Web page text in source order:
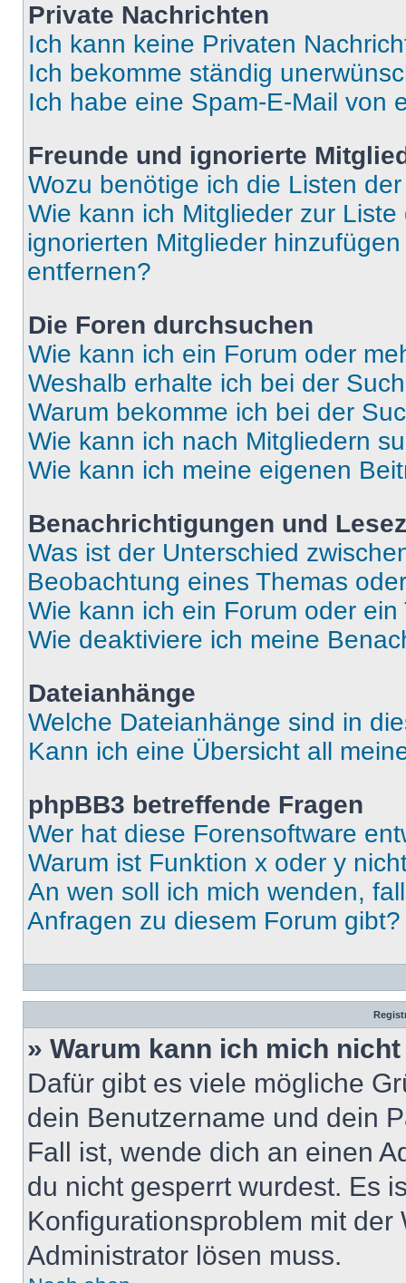
Private Nachrichten
Ich kann keine Privaten
Ich bekomme ständig
Ich habe eine Spam-E-Mail von
Freunde und ignorierte
Wozu benötige ich die Listen
Wie kann ich Mitglieder zur
ignorierten Mitglieder
entfernen?
Die Foren durchsuchen
Wie kann ich ein Forum oder
Weshalb erhalte ich bei der
Warum bekomme ich bei der
Wie kann ich nach Mitgliedern
Wie kann ich meine eigenen
Benachrichtigungen und
Was ist der Unterschied
Beobachtung eines Themas
Wie kann ich ein Forum oder
Wie deaktiviere ich meine
Dateianhänge
Welche Dateianhänge sind in
Kann ich eine Übersicht all
phpBB3 betreffende Fragen
Wer hat diese Forensoftware
Warum ist Funktion x oder y
An wen soll ich mich wenden,
Anfragen zu diesem Forum gibt?
» Warum kann ich mich
Dafür gibt es viele mögliche
dein Benutzername und dein
Fall ist, wende dich an einen
du nicht gesperrt wurdest. Es
Konfigurationsproblem mit
Administrator lösen muss.